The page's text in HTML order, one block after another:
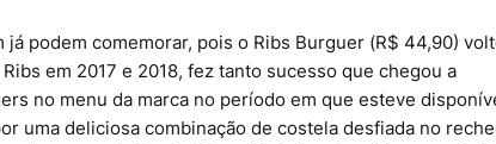
podem comemorar, pois o Ribs Burguer (R$ 44,90)
em 2017 e 2018, fez tanto sucesso que chegou a
no menu da marca no período em que esteve
uma deliciosa combinação de costela desfiada no